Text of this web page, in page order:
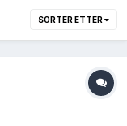
SORTER ETTER